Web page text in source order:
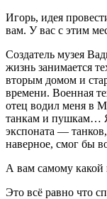
Игорь, идея
вам. У вас с этим
Создатель музея
жизнь занимается
вторым домом и
времени. Военная
отец водил меня в
танкам и пушкам…
экспоната —
наверное, смог бы
А вам самому какой
Это всё равно что